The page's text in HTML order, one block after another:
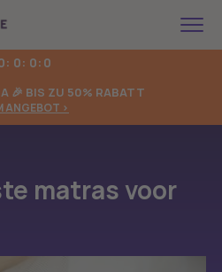
: 0: 0: 0
🎉 BIS ZU 50% RABATT
ANGEBOT >
matras voor